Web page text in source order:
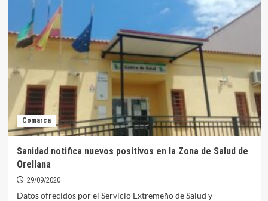
para
materiales
de
la
Comarca
Sanidad notifica nuevos positivos en la Zona de Salud de
Orellana
29/09/2020
Datos ofrecidos por el Servicio Extremeño de Salud y